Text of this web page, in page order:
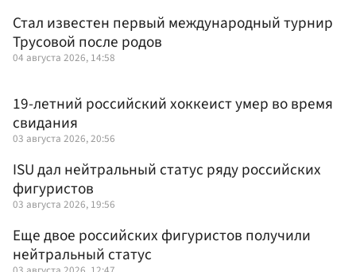
Стал известен первый международный турнир
Трусовой после родов
04 августа 2026, 14:58
19-летний российский хоккеист умер во время
свидания
03 августа 2026, 20:56
ISU дал нейтральный статус ряду российских
фигуристов
03 августа 2026, 19:56
Еще двое российских фигуристов получили
нейтральный статус